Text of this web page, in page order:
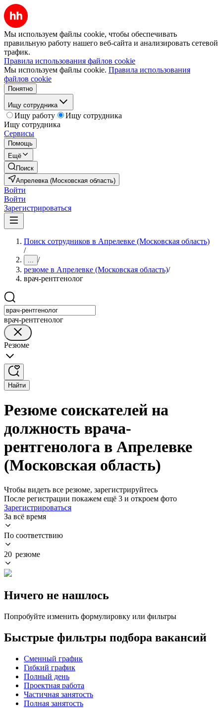
Мы используем файлы cookie, чтобы обеспечивать
правильную работу нашего веб-сайта и анализировать сетевой
трафик.
Правила использования файлов cookie
Мы используем файлы cookie. Правила использования
файлов cookie
Понятно
Ищу сотрудника
Ищу работу
Ищу сотрудника
Ищу сотрудника
Сервисы
Помощь
Ещё
Поиск
Апрелевка (Московская область)
Войти
Войти
Зарегистрироваться
Поиск сотрудников в Апрелевке (Московская область)
/
... /
резюме в Апрелевке (Московская область)/
врач-рентгенолог
врач-рентгенолог
Резюме
Найти
Резюме соискателей на
должность врача-
рентгенолога в Апрелевке
(Московская область)
Чтобы видеть все резюме, зарегистрируйтесь
После регистрации покажем ещё 3 и откроем фото
Зарегистрироваться
За всё время
По соответствию
20 резюме
Ничего не нашлось
Попробуйте изменить формулировку или фильтры
Быстрые фильтры подбора вакансий
Сменный график
Гибкий график
Полный день
Проектная работа
Частичная занятость
Полная занятость